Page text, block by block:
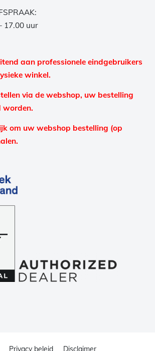
17.00 uur
aan professionele eindgebruikers
winkel.
via de webshop, uw bestelling
worden.
om uw webshop bestelling (op
Privacy beleid Disclaimer